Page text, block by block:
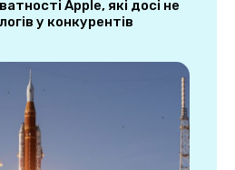
Apple, які досі не
у конкурентів